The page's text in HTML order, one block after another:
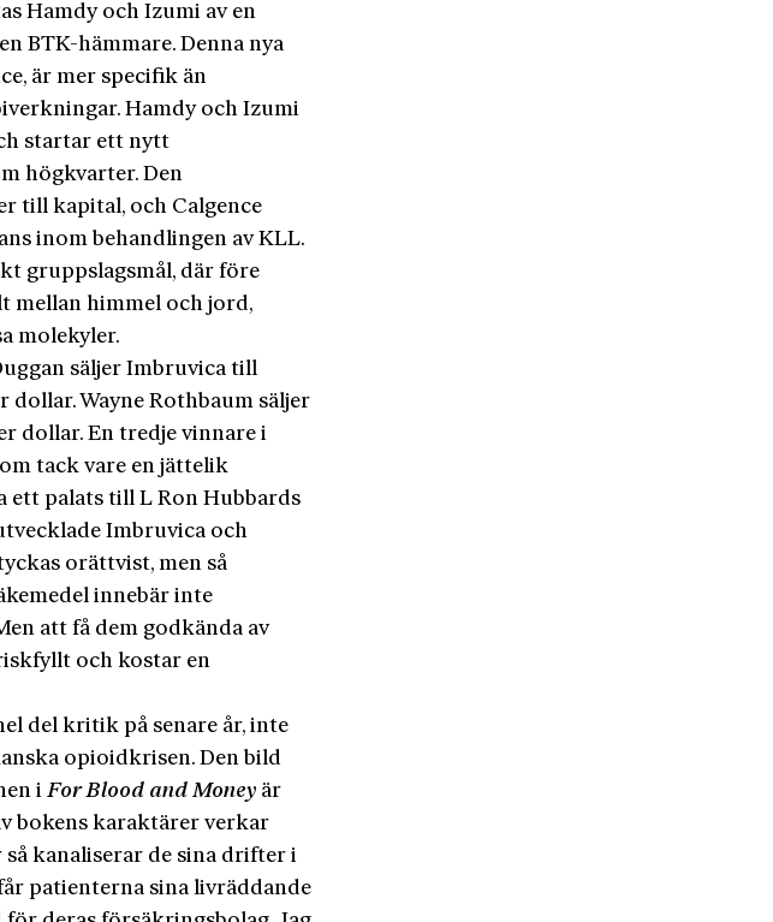
Hamdy och Izumi av en
BTK-hämmare. Denna nya
är mer specifik än
Hamdy och Izumi
startar ett nytt
högkvarter. Den
till kapital, och Calgence
inom behandlingen av KLL.
gruppslagsmål, där före
mellan himmel och jord,
molekyler.
säljer Imbruvica till
dollar. Wayne Rothbaum säljer
dollar. En tredje vinnare i
tack vare en jättelik
ett palats till L Ron Hubbards
Imbruvica och
orättvist, men så
innebär inte
att få dem godkända av
och kostar en
del kritik på senare år, inte
opioid­krisen. Den bild
iFor Blood and Money är
bokens karaktärer verkar
kanaliserar de sina drifter i
patienterna sina livräddande